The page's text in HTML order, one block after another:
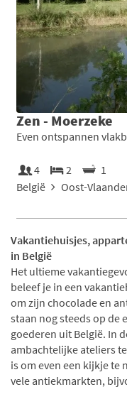
Zen - Moerzeke
Even ontspannen
4 2
1
België
Oost-
Vakantiehuisjes,
in België
Het ultieme
beleef je in een
om zijn chocolade en
staan nog steeds op de
goederen uit België. In
ambachtelijke ateliers
is om even een kijkje te
vele antiekmarkten,